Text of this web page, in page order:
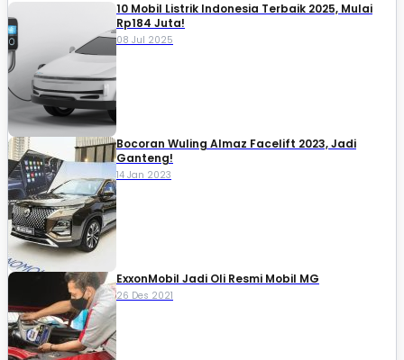
10 Mobil Listrik Indonesia Terbaik 2025, Mulai
Rp184 Juta!
08 Jul 2025
Bocoran Wuling Almaz Facelift 2023, Jadi
Ganteng!
14 Jan 2023
ExxonMobil Jadi Oli Resmi Mobil MG
26 Des 2021